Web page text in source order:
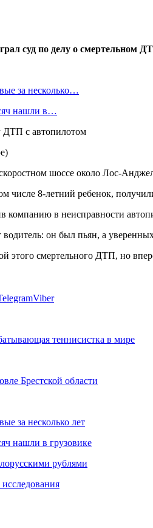
суд по делу о
за несколько…
нашли в…
шоссе около Лос-
числе 8-летний ребенок,
компанию в неисправности
он был пьян, а
этого смертельного ДТП, но
Viber
теннисистка в мире
Брестской области
за несколько лет
нашли в грузовике
рублями